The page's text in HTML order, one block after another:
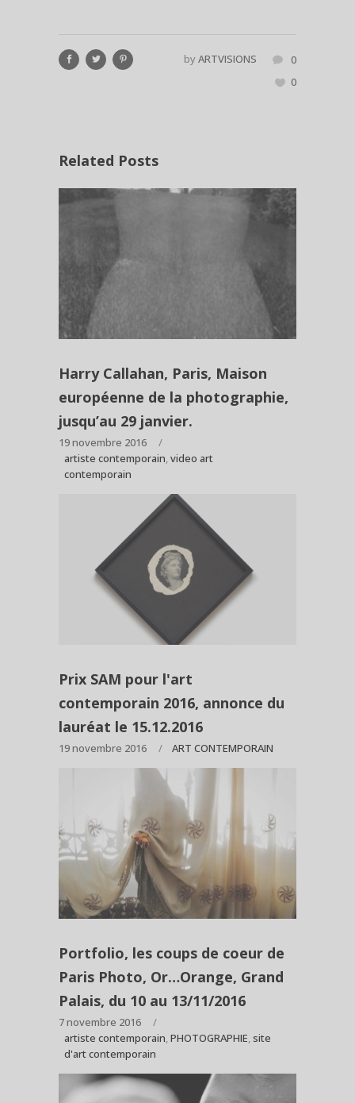
byARTVISIONS
0
0
Related Posts
Harry Callahan, Paris, Maison
européenne de la photographie,
jusqu’au 29 janvier.
19 novembre 2016
artiste contemporain,video art
contemporain
Prix SAM pour l'art
contemporain 2016, annonce du
lauréat le 15.12.2016
19 novembre 2016 ART CONTEMPORAIN
Portfolio, les coups de coeur de
Paris Photo, Or…Orange, Grand
Palais, du 10 au 13/11/2016
7 novembre 2016
artiste contemporain,PHOTOGRAPHIE,site
d'art contemporain